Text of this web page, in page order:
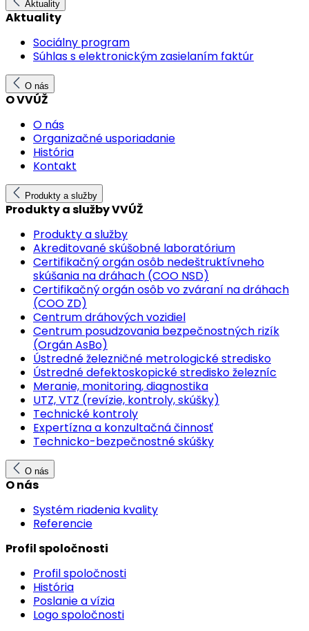
Aktuality
Aktuality
Sociálny program
Súhlas s elektronickým zasielaním faktúr
O nás
O VVÚŽ
O nás
Organizačné usporiadanie
História
Kontakt
Produkty a služby
Produkty a služby VVÚŽ
Produkty a služby
Akreditované skúšobné laboratórium
Certifikačný orgán osôb nedeštruktívneho
skúšania na dráhach (COO NSD)
Certifikačný orgán osôb vo zváraní na dráhach
(COO ZD)
Centrum dráhových vozidiel
Centrum posudzovania bezpečnostných rizík
(Orgán AsBo)
Ústredné železničné metrologické stredisko
Ústredné defektoskopické stredisko železníc
Meranie, monitoring, diagnostika
UTZ, VTZ (revízie, kontroly, skúšky)
Technické kontroly
Expertízna a konzultačná činnosť
Technicko-bezpečnostné skúšky
O nás
O nás
Systém riadenia kvality
Referencie
Profil spoločnosti
Profil spoločnosti
História
Poslanie a vízia
Logo spoločnosti